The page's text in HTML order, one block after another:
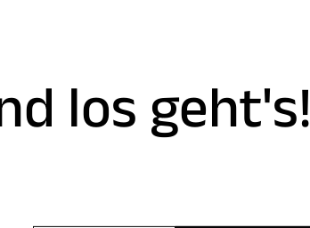
los geht's!